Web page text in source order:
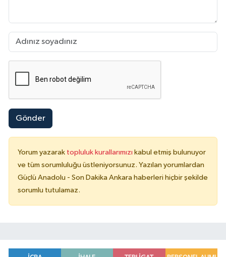
Gönder
Yorum yazarak topluluk kurallarımızı kabul etmiş bulunuyor
ve tüm sorumluluğu üstleniyorsunuz. Yazılan yorumlardan
Güçlü Anadolu - Son Dakika Ankara haberleri hiçbir şekilde
sorumlu tutulamaz.